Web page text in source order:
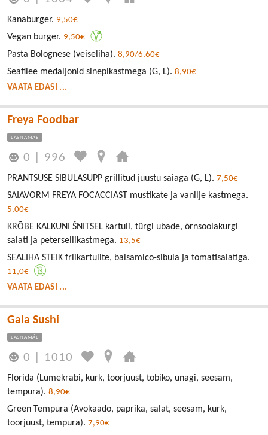
Kanaburger. 9,50€
Vegan burger. 9,50€
Pasta Bolognese (veiseliha). 8,90/6,60€
Seafilee medaljonid sinepikastmega (G, L). 8,90€
VAATA EDASI ...
Freya Foodbar
LASNAMÄE
0 996
PRANTSUSE SIBULASUPP grillitud juustu saiaga (G, L). 7,50€
SAIAVORM FREYA FOCACCIAST mustikate ja vanilje kastmega.
5,00€
KRÕBE KALKUNI ŠNITSEL kartuli, türgi ubade, õrnsoolakurgi
salati ja petersellikastmega. 13,5€
SEALIHA STEIK friikartulite, balsamico-sibula ja tomatisalatiga.
11,0€
VAATA EDASI ...
Gala Sushi
LASNAMÄE
0 1010
Florida (Lumekrabi, kurk, toorjuust, tobiko, unagi, seesam,
tempura). 8,90€
Green Tempura (Avokaado, paprika, salat, seesam, kurk,
toorjuust, tempura). 7,90€